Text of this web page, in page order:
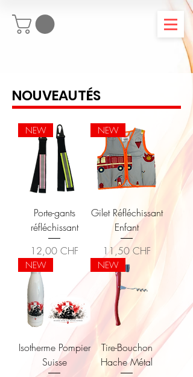
NOUVEAUTÉS
NEW
Porte-gants
réfléchissant
Prix
12,00 CHF
NEW
Gilet Réfléchissant
Enfant
Prix
11,50 CHF
NEW
Isotherme Pompier
Suisse
NEW
Tire-Bouchon
Hache Métal